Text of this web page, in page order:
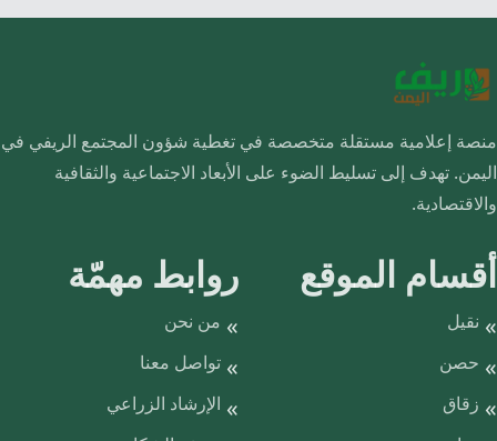
منصة إعلامية مستقلة متخصصة في تغطية شؤون المجتمع الريفي في
اليمن. تهدف إلى تسليط الضوء على الأبعاد الاجتماعية والثقافية
والاقتصادية.
أقسام الموقع
نقيل
حصن
زقاق
روابط مهمّة
من نحن
تواصل معنا
الإرشاد الزراعي